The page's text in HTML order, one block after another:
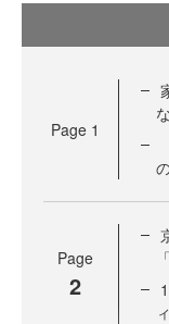
Page 1
Page
2